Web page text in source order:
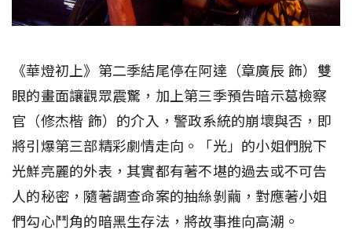
《華燈初上》第二季結尾停在阿達（章廣辰 飾）雙
眼的畫面讓觀眾震驚，加上第三季預告暗示葛檢察
官（修杰楷 飾）的介入，警政系統的崩壞與否，即
將引爆第三部精彩劇情走向。「光」的小姐們脫下
光鮮亮麗的外表，其實都有著不堪的過去或不可告
人的秘密，隨著調查命案的抽絲剝繭，對應著小姐
們勾心鬥角的暗黑生存法，將故事推向高潮。